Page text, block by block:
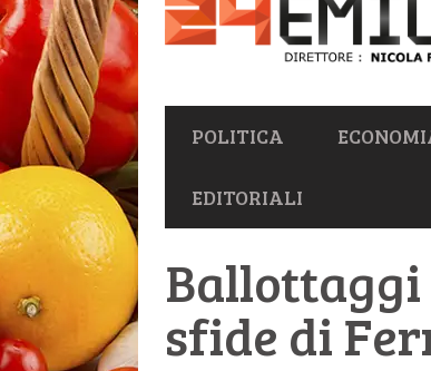
NAVIGAZIONE
PRIMARIA
POLITICA
EDITORIALI
Ballottaggi
sfide di